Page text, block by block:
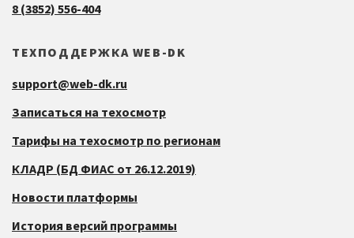
8 (3852) 556-404
ТЕХПОДДЕРЖКА WEB-DK
support@web-dk.ru
Записаться на техосмотр
Тарифы на техосмотр по регионам
КЛАДР (БД ФИАС от 26.12.2019)
Новости платформы
История версий программы